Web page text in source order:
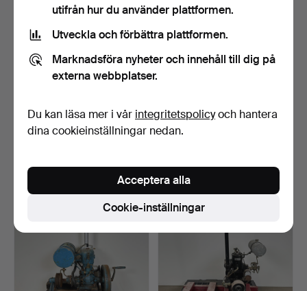
MOTOR, bröderna Bruce …
Klubbades 20 okt 2024
fabrikat, 1900-talets…
Klubbades 20 okt 2024
utifrån hur du använder plattformen.
Utveckla och förbättra plattformen.
Marknadsföra nyheter och innehåll till dig på
externa webbplatser.
Du kan läsa mer i vår integritetspolicyoch hantera
dina cookieinställningar nedan.
Cookie-inställningar
Acceptera alla